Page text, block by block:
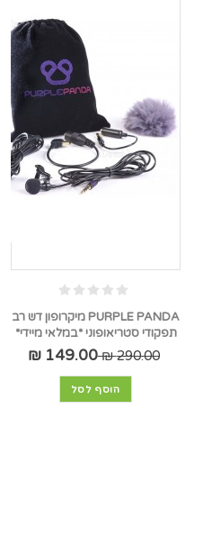
PURPLE PANDA מיקרופון דש רב
תפקודי סטריאופוני *במלאי מיידי*
290.00 ₪
149.00 ₪
הוסף לסל